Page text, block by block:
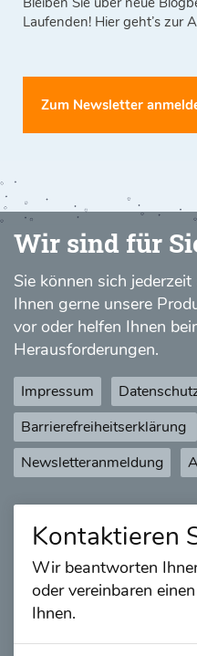
Laufenden! Hier geht’s zur
Zum Newsletter
Wir sind für
Sie können sich
Ihnen gerne unsere
vor oder helfen Ihnen
Herausforderungen.
Impressum
Barrierefreiheitserklärung
Newsletteranmeldung
Kontaktieren
Wir beantworten
oder vereinbaren
Ihnen.